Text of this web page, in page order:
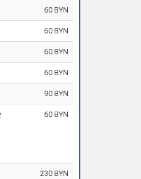
60 BYN
60 BYN
60 BYN
60 BYN
90 BYN
60 BYN
230 BYN